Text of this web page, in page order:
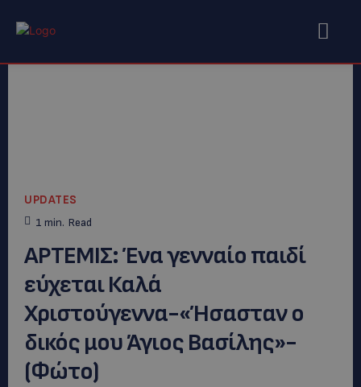
UPDATES
1 min. Read
ΑΡΤΕΜΙΣ: Ένα γενναίο παιδί
εύχεται Καλά
Χριστούγεννα-«Ήσασταν ο
δικός μου Άγιος Βασίλης»-
(Φώτο)